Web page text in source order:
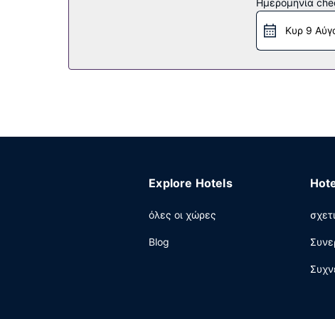
Επωφεληθείτε από το room service σε αυτό το
Ημερομηνία
Κυρ 9
Explore Hotels
όλες οι χώρες
Blog